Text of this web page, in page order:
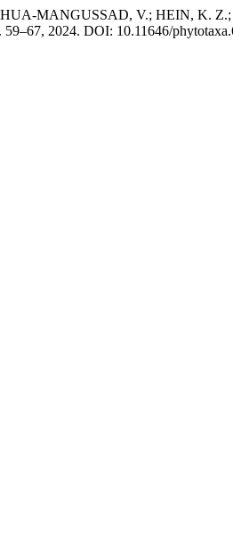
MANGUSSAD, V.; HEIN, K.
59–67, 2024. DOI: 10.11646/